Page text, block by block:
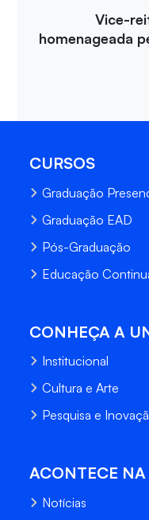
Vice-
homenageada
CURSOS
Graduação
Graduação EAD
Pós-Graduação
Educação
CONHEÇA A
Institucional
Cultura e Arte
Pesquisa e
ACONTECE
Notícias